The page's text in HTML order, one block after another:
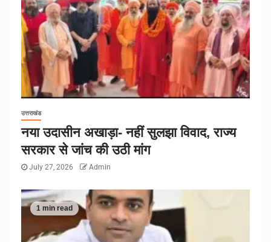
उत्तराखंड
नया उदासीन अखाड़ा- नहीं सुलझा विवाद, राज्य
सरकार से जांच की उठी मांग
July 27, 2026 Admin
1 min read